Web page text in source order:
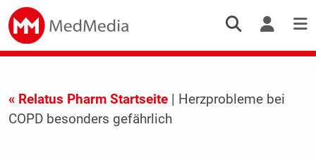
« Relatus Pharm Startseite| Herzprobleme bei
COPD besonders gefährlich